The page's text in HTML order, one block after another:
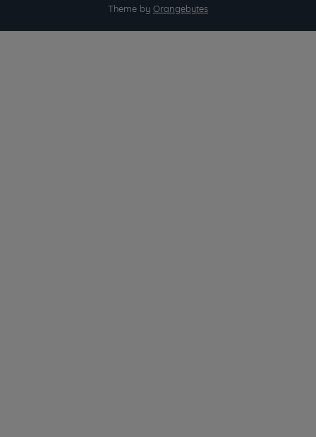
Theme by Orangebytes